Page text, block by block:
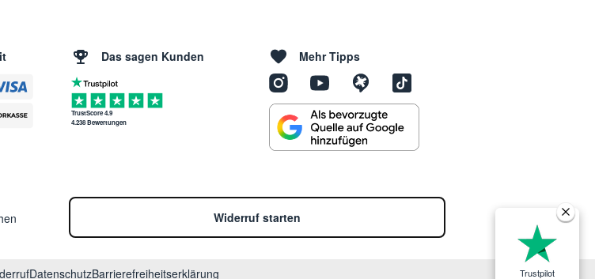
Das sagen Kunden
TrustScore 4.9
4.238 Bewertungen
Mehr Tipps
Widerruf starten
DatenschutzBarrierefreiheitserklärung Trustpilot